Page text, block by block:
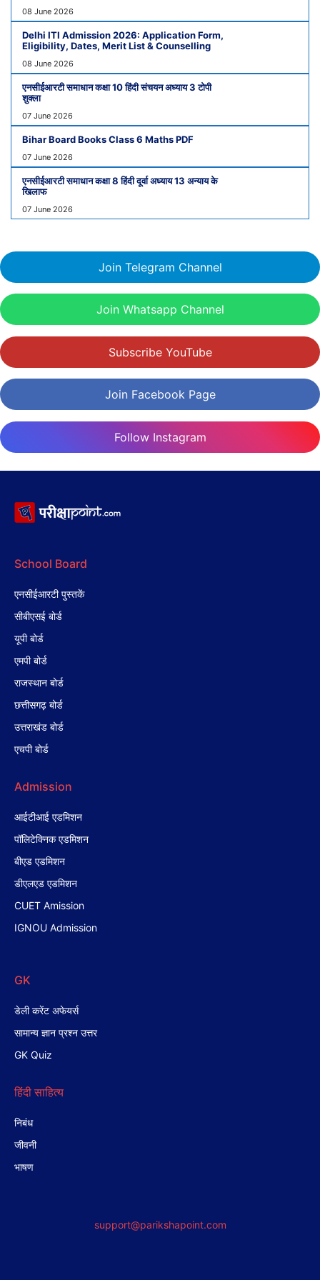
08 June 2026
Delhi ITI Admission 2026: Application Form,
Eligibility, Dates, Merit List & Counselling
08 June 2026
एनसीईआरटी समाधान कक्षा 10 हिंदी संचयन अध्याय 3 टोपी
शुक्ला
07 June 2026
Bihar Board Books Class 6 Maths PDF
07 June 2026
एनसीईआरटी समाधान कक्षा 8 हिंदी दूर्वा अध्याय 13 अन्याय के
खिलाफ
07 June 2026
Join Telegram Channel
Join Whatsapp Channel
Subscribe YouTube
Join Facebook Page
Follow Instagram
School Board
एनसीईआरटी पुस्तकें
सीबीएसई बोर्ड
यूपी बोर्ड
एमपी बोर्ड
राजस्थान बोर्ड
छत्तीसगढ़ बोर्ड
उत्तराखंड बोर्ड
एचपी बोर्ड
Admission
आईटीआई एडमिशन
पॉलिटेक्निक एडमिशन
बीएड एडमिशन
डीएलएड एडमिशन
CUET Amission
IGNOU Admission
GK
डेली करेंट अफेयर्स
सामान्य ज्ञान प्रश्न उत्तर
GK Quiz
हिंदी साहित्य
निबंध
जीवनी
भाषण
support@parikshapoint.com